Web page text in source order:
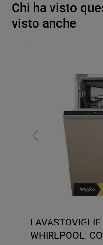
Chi ha visto
visto anche
WHIRLPOOL: